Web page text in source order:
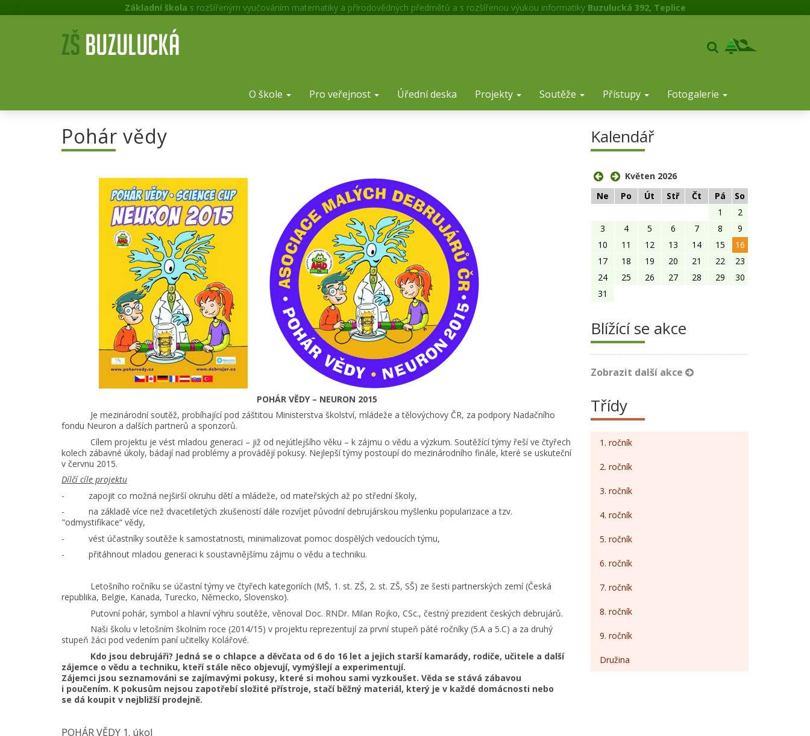
Základní škola s rozšířeným vyučováním matematiky a přírodovědných předmětů a s rozšířenou výukou informatiky Buzulucká 392, Teplice
O škole Pro veřejnost Úřední deska Projekty Soutěže Přístupy Fotogalerie
Pohár vědy
POHÁR VĚDY – NEURON 2015
Je mezinárodní soutěž, probíhající pod záštitou Ministerstva školství, mládeže a tělovýchovy ČR, za podpory Nadačního
fondu Neuron a dalších partnerů a sponzorů.
Cílem projektu je vést mladou generaci – již od nejútlejšího věku – k zájmu o vědu a výzkum. Soutěžící týmy řeší ve čtyřech
kolech zábavné úkoly, bádají nad problémy a provádějí pokusy. Nejlepší týmy postoupí do mezinárodního finále, které se uskuteční
v červnu 2015.
Dílčí cíle projektu
- zapojit co možná nejširší okruhu dětí a mládeže, od mateřských až po střední školy,
- na základě více než dvacetiletých zkušeností dále rozvíjet původní debrujárskou myšlenku popularizace a tzv.
"odmystifikace“ vědy,
- vést účastníky soutěže k samostatnosti, minimalizovat pomoc dospělých vedoucích týmu,
- přitáhnout mladou generaci k soustavnějšímu zájmu o vědu a techniku.
Letošního ročníku se účastní týmy ve čtyřech kategoriích (MŠ, 1. st. ZŠ, 2. st. ZŠ, SŠ) ze šesti partnerských zemí (Česká
republika, Belgie, Kanada, Turecko, Německo, Slovensko).
Putovní pohár, symbol a hlavní výhru soutěže, věnoval Doc. RNDr. Milan Rojko, CSc., čestný prezident českých debrujárů.
Naši školu v letošním školním roce (2014/15) v projektu reprezentují za první stupeň páté ročníky (5.A a 5.C) a za druhý
stupeň žáci pod vedením paní učitelky Kolářové.
Kdo jsou debrujáři? Jedná se o chlapce a děvčata od 6 do 16 let a jejich starší kamarády, rodiče, učitele a další
zájemce o vědu a techniku, kteří stále něco objevují, vymýšlejí a experimentují.
Zájemci jsou seznamováni se zajímavými pokusy, které si mohou sami vyzkoušet. Věda se stává zábavou
i poučením. K pokusům nejsou zapotřebí složité přístroje, stačí běžný materiál, který je v každé domácnosti nebo
se dá koupit v nejbližší prodejně.
POHÁR VĚDY 1. úkol
Kalendář
Květen 2026
Ne
Po Út Stř Čt Pá
So
1
2
3
4 5 6 7 8
9
10
11 12 13 14 15
16
17
18 19 20 21 22
23
24
25 26 27 28 29
30
31
Blížící se akce
Zobrazit další akce
Třídy
1. ročník
2. ročník
3. ročník
4. ročník
5. ročník
6. ročník
7. ročník
8. ročník
9. ročník
Družina